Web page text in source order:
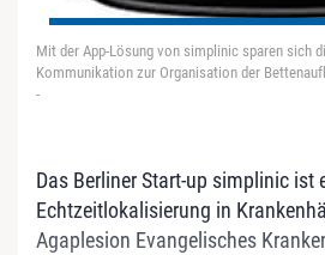
Mit der App-Lösung von simplinic sparen sich
Kommunikation zur Organisation der
-
Das Berliner Start-up simplinic ist
Echtzeitlokalisierung in
Agaplesion Evangelisches